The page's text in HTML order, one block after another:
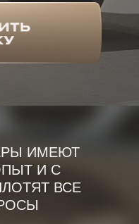
ИМЕЮТ
И С
ВСЕ